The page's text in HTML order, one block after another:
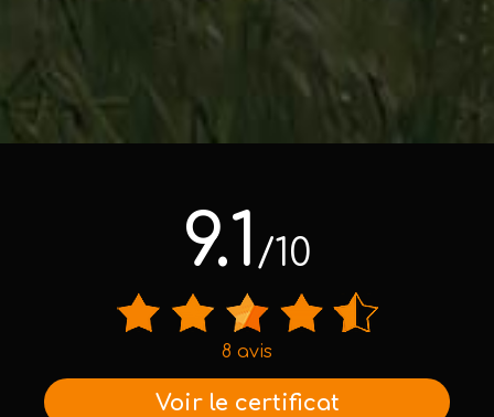
9.1 /10
8 avis
Voir le certificat